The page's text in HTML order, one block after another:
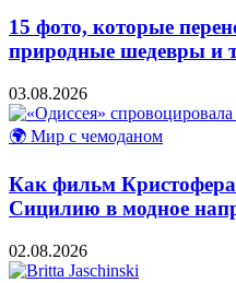
15 фото, которые
природные шедевры и
03.08.2026
🌍 Мир с чемоданом
Как фильм
Сицилию в модное
02.08.2026